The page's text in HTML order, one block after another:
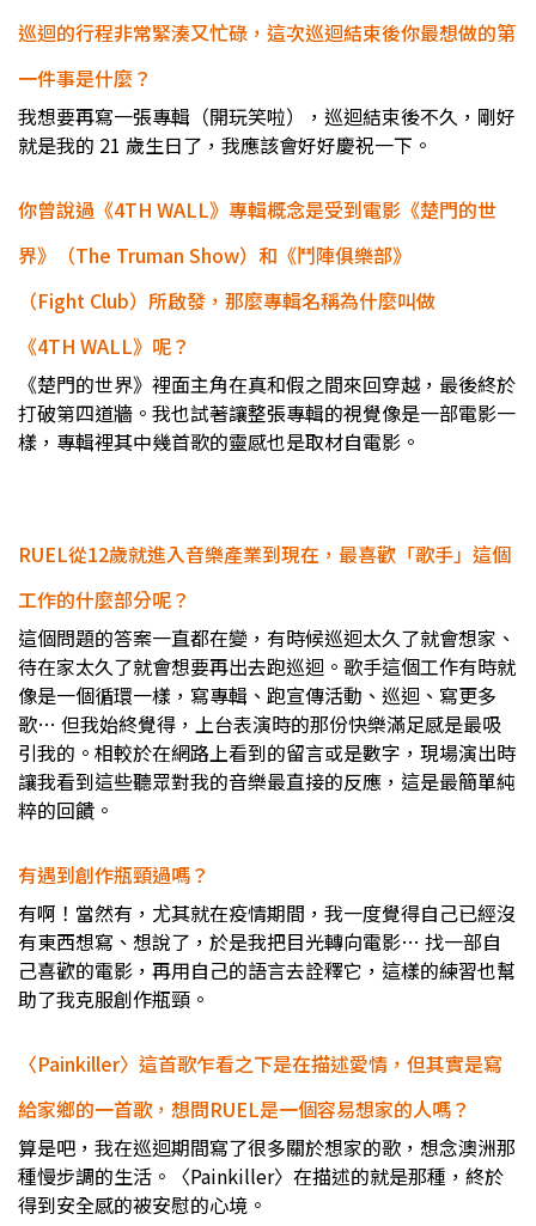
巡迴的行程非常緊湊又忙碌，這次巡迴結束後你最想做的第
一件事是什麼？
我想要再寫一張專輯（開玩笑啦），巡迴結束後不久，剛好
就是我的 21 歲生日了，我應該會好好慶祝一下。
你曾說過《4TH WALL》專輯概念是受到電影《楚門的世
界》（The Truman Show）和《鬥陣俱樂部》
（Fight Club）所啟發，那麼專輯名稱為什麼叫做
《4TH WALL》呢？
《楚門的世界》裡面主角在真和假之間來回穿越，最後終於
打破第四道牆。我也試著讓整張專輯的視覺像是一部電影一
樣，專輯裡其中幾首歌的靈感也是取材自電影。
RUEL從12歲就進入音樂產業到現在，最喜歡「歌手」這個
工作的什麼部分呢？
這個問題的答案一直都在變，有時候巡迴太久了就會想家、
待在家太久了就會想要再出去跑巡迴。歌手這個工作有時就
像是一個循環一樣，寫專輯、跑宣傳活動、巡迴、寫更多
歌… 但我始終覺得，上台表演時的那份快樂滿足感是最吸
引我的。相較於在網路上看到的留言或是數字，現場演出時
讓我看到這些聽眾對我的音樂最直接的反應，這是最簡單純
粹的回饋。
有遇到創作瓶頸過嗎？
有啊！當然有，尤其就在疫情期間，我一度覺得自己已經沒
有東西想寫、想說了，於是我把目光轉向電影… 找一部自
己喜歡的電影，再用自己的語言去詮釋它，這樣的練習也幫
助了我克服創作瓶頸。
〈Painkiller〉這首歌乍看之下是在描述愛情，但其實是寫
給家鄉的一首歌，想問RUEL是一個容易想家的人嗎？
算是吧，我在巡迴期間寫了很多關於想家的歌，想念澳洲那
種慢步調的生活。〈Painkiller〉在描述的就是那種，終於
得到安全感的被安慰的心境。